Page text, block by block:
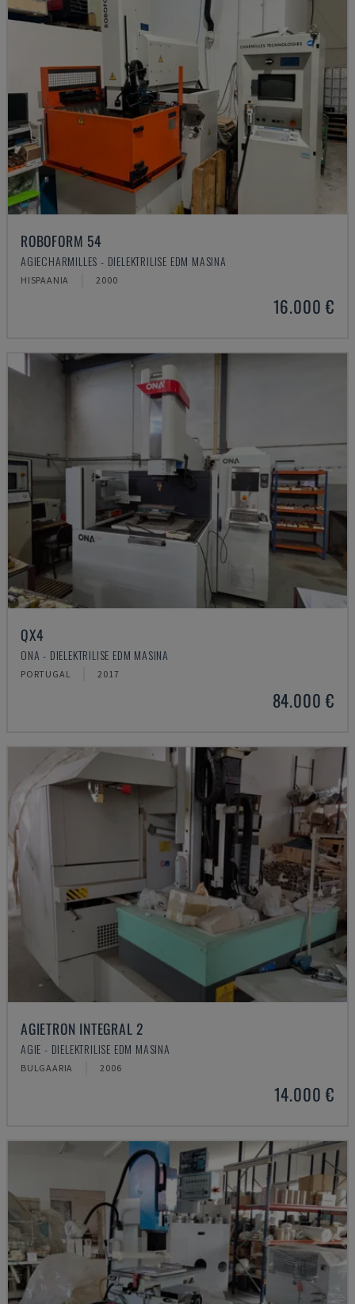
ROBOFORM 54
AGIECHARMILLES - DIELEKTRILISE EDM MASINA
HISPAANIA 2000
16.000 €
QX4
ONA - DIELEKTRILISE EDM MASINA
PORTUGAL 2017
84.000 €
AGIETRON INTEGRAL 2
AGIE - DIELEKTRILISE EDM MASINA
BULGAARIA 2006
14.000 €